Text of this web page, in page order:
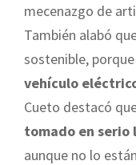
mecenazgo de
También alabó
sostenible, porque
vehículo
Cueto destacó
tomado en serio
aunque no lo